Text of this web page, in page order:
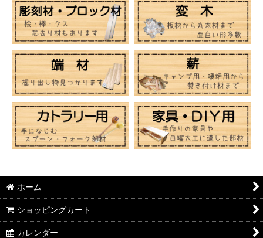
ホーム
ショッピングカート
カレンダー